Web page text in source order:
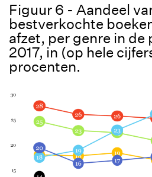
Figuur 6 - Aandeel
bestverkochte
afzet, per genre in de
2017, in (op hele
procenten.